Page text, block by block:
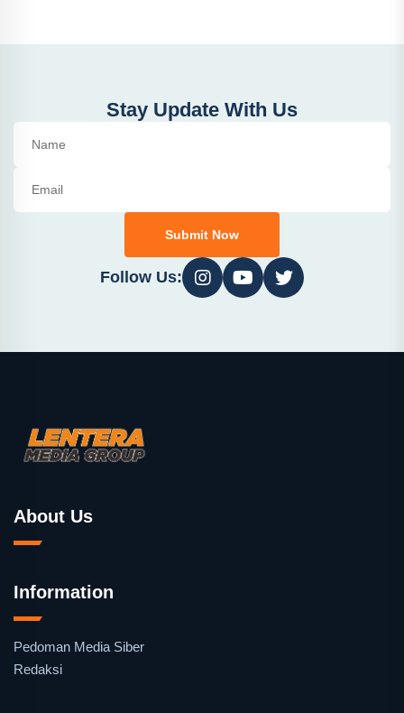
Stay Update With Us
Submit Now
Follow Us:
About Us
Information
Pedoman Media Siber
Redaksi